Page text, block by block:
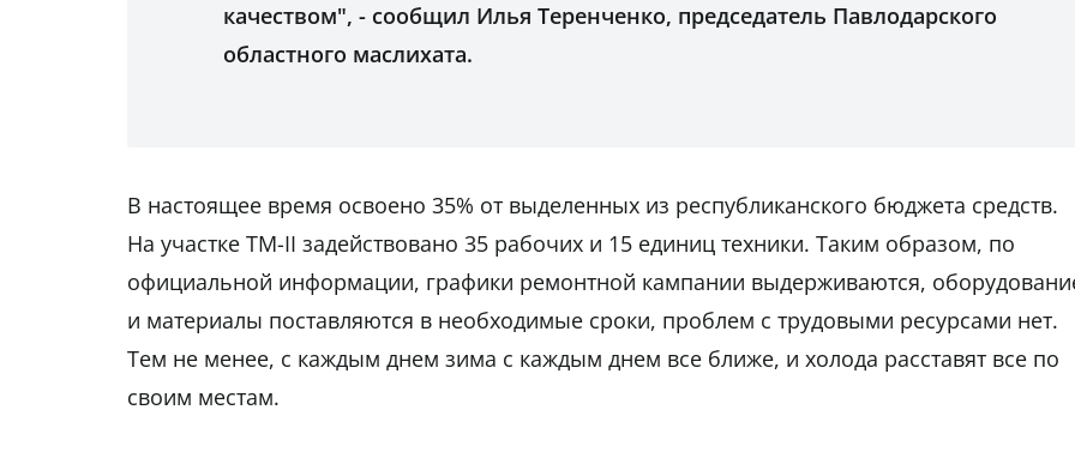
качеством", - сообщил Илья Теренченко, председатель Павлодарского
областного маслихата.
В настоящее время освоено 35% от выделенных из республиканского бюджета средств.
На участке ТМ-II задействовано 35 рабочих и 15 единиц техники. Таким образом, по
официальной информации, графики ремонтной кампании выдерживаются,
и материалы поставляются в необходимые сроки, проблем с трудовыми ресурсами нет.
Тем не менее, с каждым днем зима с каждым днем все ближе, и холода расставят все по
своим местам.